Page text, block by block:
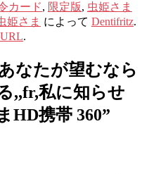
カード, 限定版, 虫姫さま
姫さま によって Dentifritz.
.
なたが望むなら
,,fr,私に知らせ
HD携帯 360”